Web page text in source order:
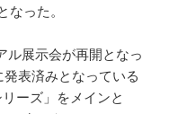
った。
ル展示会が再開となっ
表済みとなっている
ーズ」をメインと